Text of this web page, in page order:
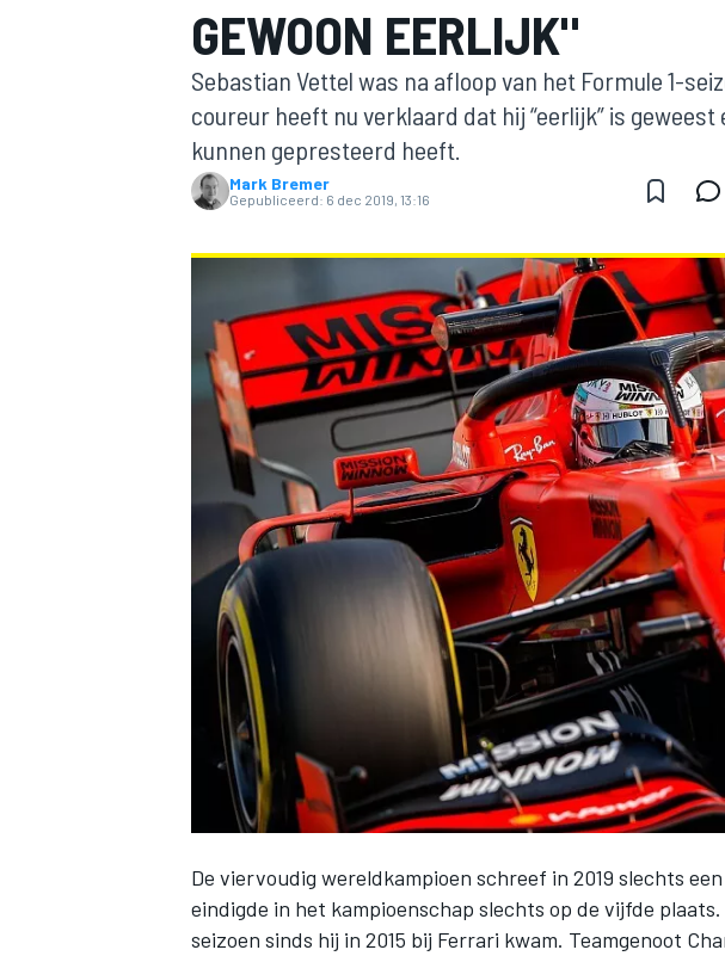
MOTOGP
INDYCAR
GEWOON EERLIJK"
Sebastian Vettel was na afloop van het Formule 1-
coureur heeft nu verklaard dat hij “eerlijk” is
kunnen gepresteerd heeft.
Mark Bremer
Gepubliceerd: 6 dec 2019, 13:16
De viervoudig wereldkampioen schreef in 2019 slechts
eindigde in het kampioenschap slechts op de vijfde
seizoen sinds hij in 2015 bij Ferrari kwam. Teamgenoot